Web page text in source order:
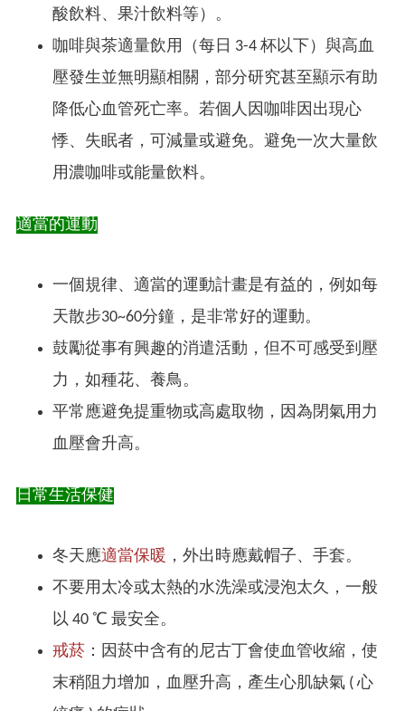
酸飲料、果汁飲料等）。
咖啡與茶適量飲用（每日 3-4 杯以下）與高血
壓發生並無明顯相關，部分研究甚至顯示有助
降低心血管死亡率。若個人因咖啡因出現心
悸、失眠者，可減量或避免。避免一次大量飲
用濃咖啡或能量飲料。
適當的運動
一個規律、適當的運動計畫是有益的，例如每
天散步30~60分鐘，是非常好的運動。
鼓勵從事有興趣的消遣活動，但不可感受到壓
力，如種花、養鳥。
平常應避免提重物或高處取物，因為閉氣用力
血壓會升高。
日常生活保健
冬天應適當保暖 ，外出時應戴帽子、手套。
不要用太冷或太熱的水洗澡或浸泡太久，一般
以 40 ℃ 最安全。
戒菸 ：因菸中含有的尼古丁會使血管收縮，使
末稍阻力增加，血壓升高，產生心肌缺氣 ( 心